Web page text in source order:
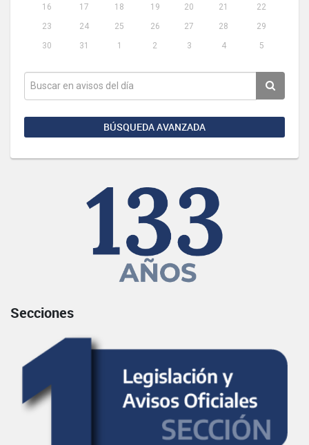
16
17 18 19 20 21
22
23
24 25 26 27 28
29
30
31 1 2 3 4 5
BÚSQUEDA AVANZADA
Secciones